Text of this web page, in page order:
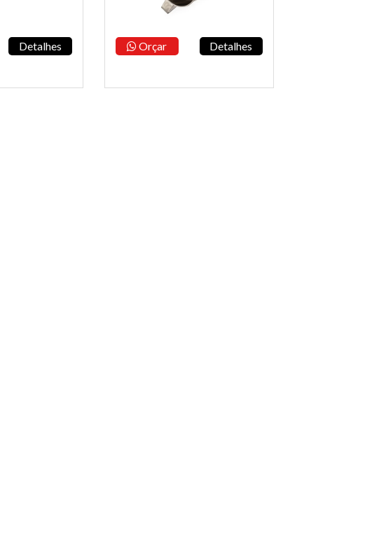
Detalhes Orçar Detalhes